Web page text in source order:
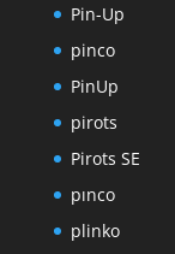
Pin-Up
pinco
PinUp
pirots
Pirots SE
pınco
plinko